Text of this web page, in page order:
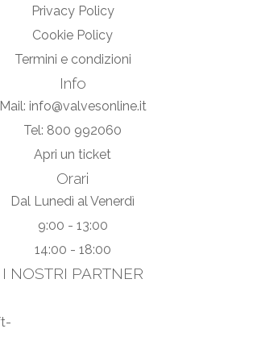
Privacy Policy
Cookie Policy
Termini e condizioni
Info
Mail: info@valvesonline.it
Tel: 800 992060
Apri un ticket
Orari
Dal Lunedì al Venerdì
9:00 - 13:00
14:00 - 18:00
I NOSTRI PARTNER